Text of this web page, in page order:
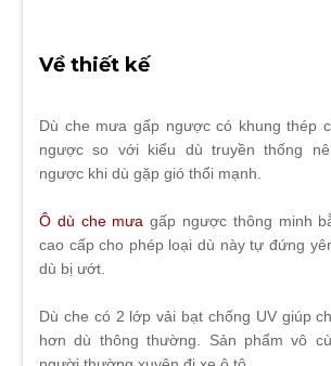
Về thiết kế
Dù che mưa gấp ngược có khung thép
ngược so với kiểu dù truyền thống
ngược khi dù gặp gió thổi mạnh.
Ô dù che mưa gấp ngược thông minh
cao cấp cho phép loại dù này tự đứng
dù bị ướt.
Dù che có 2 lớp vải bạt chống UV giúp
hơn dù thông thường. Sản phẩm vô